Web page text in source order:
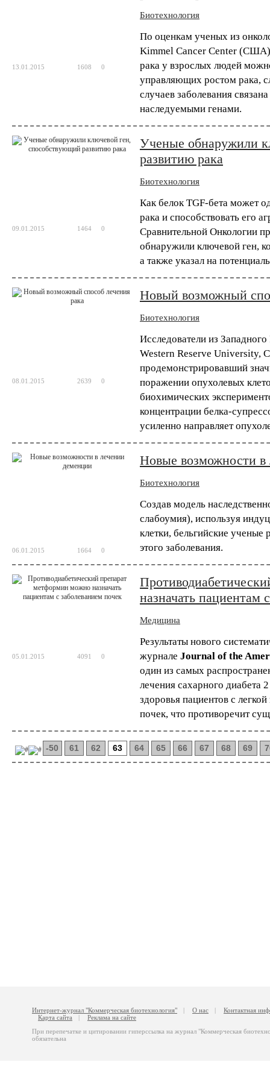
Биотехнология
Исследователи
каждого пациента в соответствии со
испытания позволяют надеяться, что
Биотехнология
Компания
секвенированию 2
Одна из крупнейших в мире
человек в течение следующего десят...
Биотехнология
Технологию CRISPR
устойчивости к ВИЧ
человека. Их работа, в которой метод
вторым исследованием, в котором метод
13.01.2015 1608 0
Биотехнология
По оценкам ученых из
Kimmel Cancer Center (США),
рака у взрослых людей
управляющих ростом рака,
случаев заболевания
наследуемыми генами.
09.01.2015 1464 0
Ученые обнаружили
развитию рака
Биотехнология
Как белок TGF-бета может
рака и способствовать его
Сравнительной Онкологии
обнаружили ключевой ген,
а также указал на
08.01.2015 2639 0
Новый возможный
Биотехнология
Исследователи из
Western Reserve University,
продемонстрировавший
поражении опухолевых
биохимических
концентрации белка-
усиленно направляет
06.01.2015 1664 0
Новые возможности в
Биотехнология
Создав модель
слабоумия), используя
клетки, бельгийские ученые
этого заболевания.
05.01.2015 4091 0
назначать пациентам
Медицина
Результаты нового
журнале Journal of the
один из самых
лечения сахарного диабета
здоровья пациентов с
почек, что противоречит
-50 61 62 63 64 65 66 67 68 69
Интернет-журнал "Коммерческая биотехнология" | О нас |
Контактная
Карта сайта
|
Реклама на сайте
При перепечатке и цитировании гиперссылка на журнал "Коммерческая
обязательна